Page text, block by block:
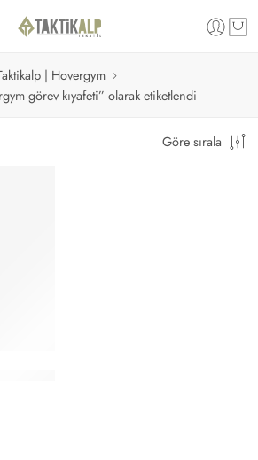
| Hovergym
görev kıyafeti” olarak etiketlendi
Göre sırala